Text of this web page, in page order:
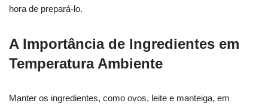
hora de prepará-lo.
A Importância de Ingredientes em
Temperatura Ambiente
Manter os ingredientes, como ovos, leite e manteiga, em